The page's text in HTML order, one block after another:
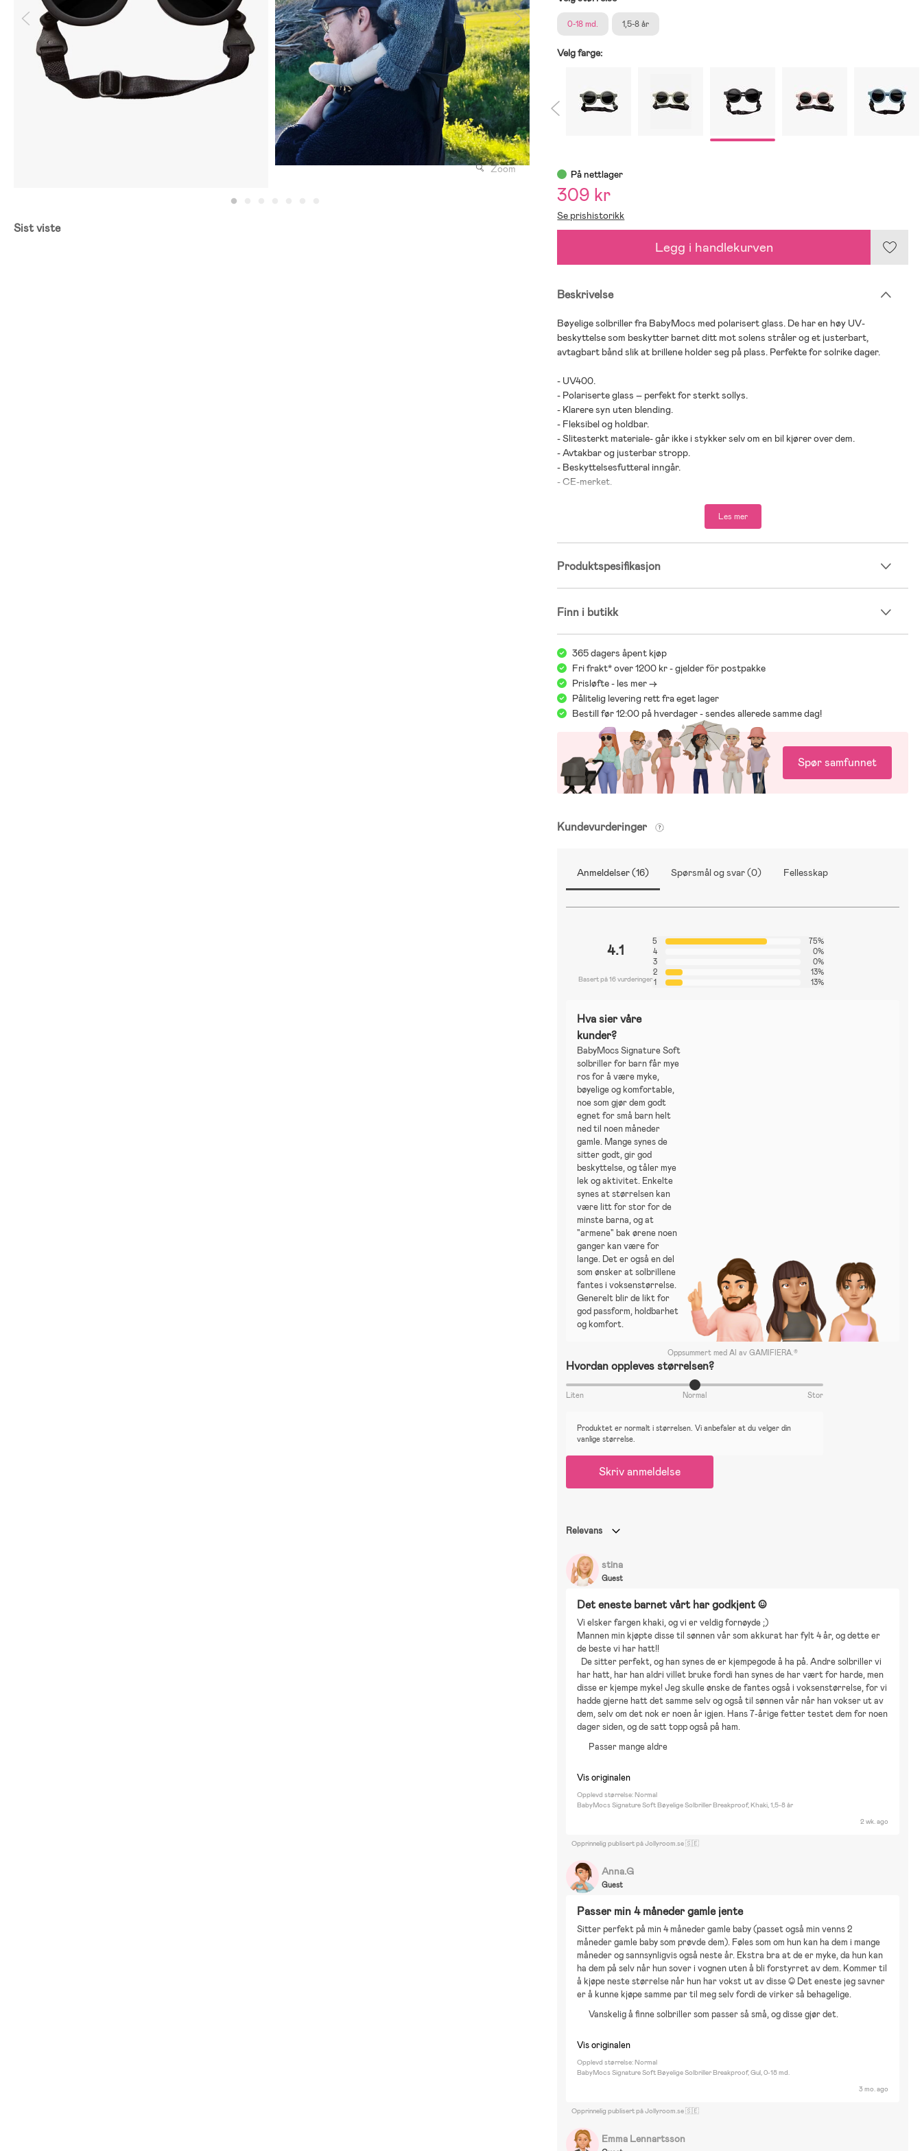
Zoom
Sist viste
0-18 md. 1,5-8 år
Velg farge:
På nettlager
309 kr
Se prishistorikk
Legg i handlekurven
Beskrivelse
Bøyelige solbriller fra BabyMocs med polarisert glass. De har en høy UV-
beskyttelse som beskytter barnet ditt mot solens stråler og et justerbart,
avtagbart bånd slik at brillene holder seg på plass. Perfekte for solrike dager.
- UV400.
- Polariserte glass – perfekt for sterkt sollys.
- Klarere syn uten blending.
- Fleksibel og holdbar.
- Slitesterkt materiale- går ikke i stykker selv om en bil kjører over dem.
- Avtakbar og justerbar stropp.
- Beskyttelsesfutteral inngår.
- CE-merket.
Les mer
Produktspesifikasjon
Finn i butikk
365 dagers åpent kjøp
Fri frakt* over 1200 kr - gjelder för postpakke
Prisløfte - les mer ->
Pålitelig levering rett fra eget lager
Bestill før 12:00 på hverdager - sendes allerede samme dag!
Spør samfunnet
Kundevurderinger
Anmeldelser (16) Spørsmål og svar (0) Fellesskap
4.1
Basert på 16 vurderinger
5
75%
4
0%
3
0%
2
13%
1
13%
Hva sier våre
kunder?
BabyMocs Signature Soft
solbriller for barn får mye
ros for å være myke,
bøyelige og komfortable,
noe som gjør dem godt
egnet for små barn helt
ned til noen måneder
gamle. Mange synes de
sitter godt, gir god
beskyttelse, og tåler mye
lek og aktivitet. Enkelte
synes at størrelsen kan
være litt for stor for de
minste barna, og at
"armene" bak ørene noen
ganger kan være for
lange. Det er også en del
som ønsker at solbrillene
fantes i voksenstørrelse.
Generelt blir de likt for
god passform, holdbarhet
og komfort.
Oppsummert med AI av GAMIFIERA.®
Hvordan oppleves størrelsen?
Liten Normal Stor
Produktet er normalt i størrelsen. Vi anbefaler at du velger din
vanlige størrelse.
Skriv anmeldelse
Relevans
stina
Guest
Det eneste barnet vårt har godkjent :)
Vi elsker fargen khaki, og vi er veldig fornøyde ;)
Mannen min kjøpte disse til sønnen vår som akkurat har fylt 4 år, og dette er
de beste vi har hatt!!
har hatt, har han aldri villet bruke fordi han synes de har vært for harde, men
disse er kjempe myke! Jeg skulle ønske de fantes også i voksenstørrelse, for vi
hadde gjerne hatt det samme selv og også til sønnen vår når han vokser ut av
dem, selv om det nok er noen år igjen. Hans 7-årige fetter testet dem for noen
dager siden, og de satt topp også på ham.
Passer mange aldre
Vis originalen
Opplevd størrelse: Normal
BabyMocs Signature Soft Bøyelige Solbriller Breakproof, Khaki, 1,5-8 år
2 wk. ago
Opprinnelig publisert på Jollyroom.se 🇸🇪
Anna.G
Guest
Passer min 4 måneder gamle jente
Sitter perfekt på min 4 måneder gamle baby (passet også min venns 2
måneder gamle baby som prøvde dem). Føles som om hun kan ha dem i mange
måneder og sannsynligvis også neste år. Ekstra bra at de er myke, da hun kan
ha dem på selv når hun sover i vognen uten å bli forstyrret av dem. Kommer til
å kjøpe neste størrelse når hun har vokst ut av disse :) Det eneste jeg savner
er å kunne kjøpe samme par til meg selv fordi de virker så behagelige.
Vanskelig å finne solbriller som passer så små, og disse gjør det.
Vis originalen
Opplevd størrelse: Normal
BabyMocs Signature Soft Bøyelige Solbriller Breakproof, Gul, 0-18 md.
3 mo. ago
Opprinnelig publisert på Jollyroom.se 🇸🇪
Emma Lennartsson